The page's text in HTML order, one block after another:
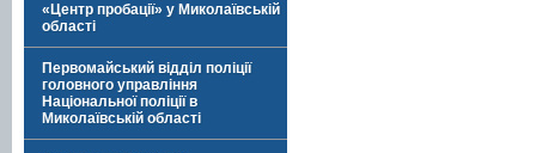
«Центр пробації» у Миколаївській
області
Первомайський відділ поліції
головного управління
Національної поліції в
Миколаївській області